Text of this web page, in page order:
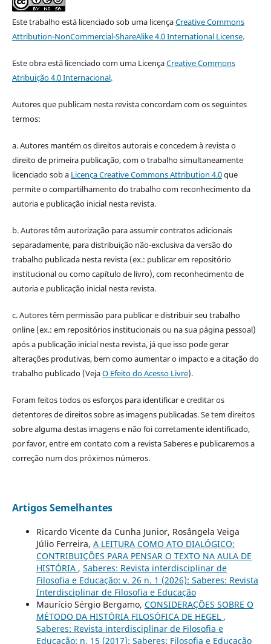
Este trabalho está licenciado sob uma licençaCreative Commons
Attribution-NonCommercial-ShareAlike 4.0 International License.
Este obra está licenciado com uma LicençaCreative Commons
Atribuição 4.0 Internacional.
Autores que publicam nesta revista concordam com os seguintes
termos:
a. Autores mantém os direitos autorais e concedem à revista o
direito de primeira publicação, com o trabalho simultaneamente
licenciado sob a Licença Creative Commons Attribution 4.0que
permite o compartilhamento do trabalho com reconhecimento da
autoria e publicação inicial nesta revista.
b. Autores têm autorização para assumir contratos adicionais
separadamente, para distribuição não-exclusiva da versão do
trabalho publicada nesta revista (ex.: publicar em repositório
institucional ou como capítulo de livro), com reconhecimento de
autoria e publicação inicial nesta revista.
c. Autores têm permissão para publicar e distribuir seu trabalho
online (ex.: em repositórios institucionais ou na sua página pessoal)
após a publicação inicial nesta revista, já que isso pode gerar
alterações produtivas, bem como aumentar o impacto e a citação do
trabalho publicado (VejaO Efeito do Acesso Livre).
Foram feitos todos os esforços para identificar e creditar os
detentores de direitos sobre as imagens publicadas. Se tem direitos
sobre alguma destas imagens e não foi corretamente identificado,
por favor, entre em contato com a revista Saberes e publicaremos a
correção num dos próximos números.
Artigos Semelhantes
Ricardo Vicente da Cunha Junior, Rosângela Veiga
Júlio Ferreira, A LEITURA COMO ATO DIALÓGICO:
CONTRIBUIÇÕES PARA PENSAR O TEXTO NA AULA DE
HISTÓRIA , Saberes: Revista interdisciplinar de
Filosofia e Educação: v. 26 n. 1 (2026): Saberes: Revista
Interdisciplinar de Filosofia e Educação
Maurício Sérgio Bergamo, CONSIDERAÇÕES SOBRE O
MÉTODO DA HISTÓRIA FILOSÓFICA DE HEGEL ,
Saberes: Revista interdisciplinar de Filosofia e
Educação: n. 15 (2017): Saberes: Filosofia e Educação